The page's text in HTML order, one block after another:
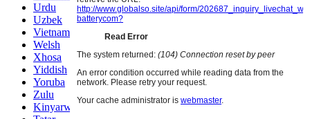
Urdu
Uzbek
Vietnamese
Welsh
Xhosa
Yiddish
Yoruba
Zulu
Kinyarwanda